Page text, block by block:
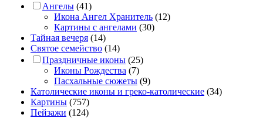
Ангелы (41)
Икона Ангел Хранитель (12)
Картины с ангелами (30)
Тайная вечеря (14)
Святое семейство (14)
Праздничные иконы (25)
Иконы Рождества (7)
Пасхальные сюжеты (9)
Католические иконы и греко-католические (34)
Картины (757)
Пейзажи (124)